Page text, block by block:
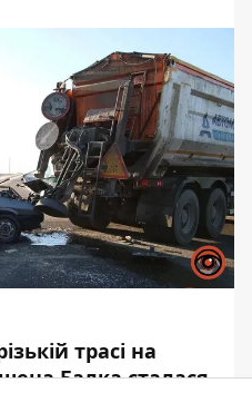
трасі на
Балка сталася